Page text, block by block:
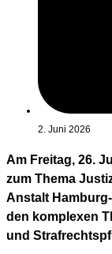
2. Juni 2026
Am Freitag, 26.
zum Thema
Anstalt
den komplexen
und